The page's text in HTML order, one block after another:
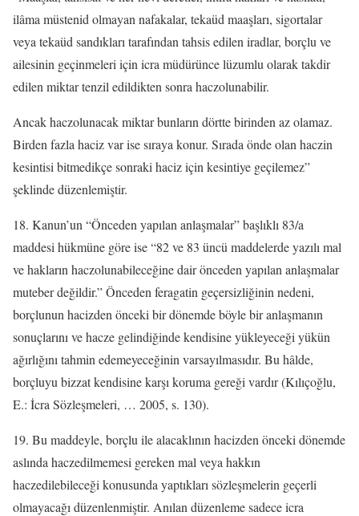
ilâma müstenid olmayan nafakalar, tekaüd maaşları, sigortalar
veya tekaüd sandıkları tarafından tahsis edilen iradlar, borçlu ve
ailesinin geçinmeleri için icra müdürünce lüzumlu olarak takdir
edilen miktar tenzil edildikten sonra haczolunabilir.
Ancak haczolunacak miktar bunların dörtte birinden az olamaz.
Birden fazla haciz var ise sıraya konur. Sırada önde olan haczin
kesintisi bitmedikçe sonraki haciz için kesintiye geçilemez”
şeklinde düzenlemiştir.
18. Kanun’un “Önceden yapılan anlaşmalar” başlıklı 83/a
maddesi hükmüne göre ise “82 ve 83 üncü maddelerde yazılı mal
ve hakların haczolunabileceğine dair önceden yapılan anlaşmalar
muteber değildir.” Önceden feragatin geçersizliğinin nedeni,
borçlunun hacizden önceki bir dönemde böyle bir anlaşmanın
sonuçlarını ve hacze gelindiğinde kendisine yükleyeceği yükün
ağırlığını tahmin edemeyeceğinin varsayılmasıdır. Bu hâlde,
borçluyu bizzat kendisine karşı koruma gereği vardır (Kılıçoğlu,
E.: İcra Sözleşmeleri, … 2005, s. 130).
19. Bu maddeyle, borçlu ile alacaklının hacizden önceki dönemde
aslında haczedilmemesi gereken mal veya hakkın
haczedilebileceği konusunda yaptıkları sözleşmelerin geçerli
olmayacağı düzenlenmiştir. Anılan düzenleme sadece icra